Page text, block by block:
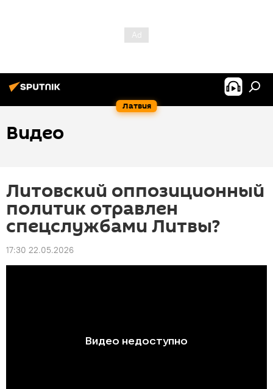
Латвия
Видео
Литовский оппозиционный
политик отравлен
спецслужбами Литвы?
17:30 22.05.2026